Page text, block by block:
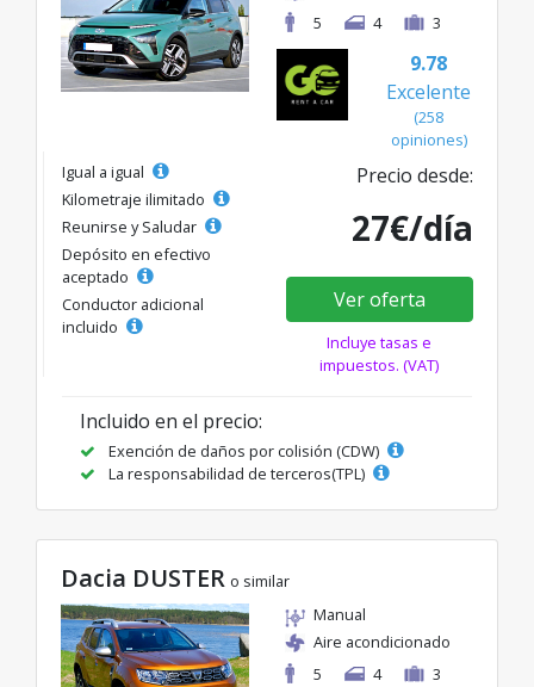
5
4 3
9.78
Excelente
(258
opiniones)
Igual a igual
Kilometraje ilimitado
Reunirse y Saludar
Depósito en efectivo
aceptado
Conductor adicional
incluido
Precio desde:
27€/día
Ver oferta
Incluye tasas e
impuestos. (VAT)
Incluido en el precio:
Exención de daños por colisión (CDW)
La responsabilidad de terceros(TPL)
Dacia DUSTER o similar
Manual
Aire acondicionado
5
4 3